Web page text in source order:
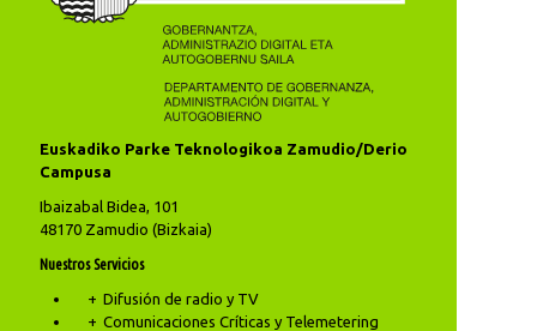
Euskadiko Parke Teknologikoa Zamudio/Derio
Campusa
Ibaizabal Bidea, 101
48170 Zamudio (Bizkaia)
Nuestros Servicios
Difusión de radio y TV
Comunicaciones Críticas y Telemetering